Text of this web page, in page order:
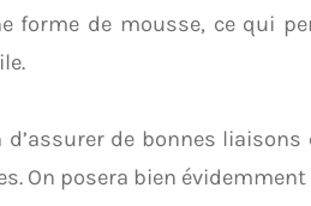
forme de mousse, ce qui
de bonnes
On posera bien